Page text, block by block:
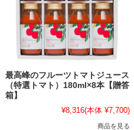
最高峰のフルーツトマトジュース
（特選トマト）180ml×8本【贈答
箱】
¥8,316(本体 ¥7,700)
商品を見る